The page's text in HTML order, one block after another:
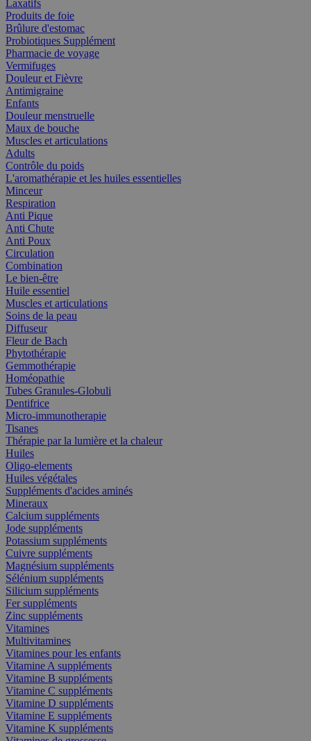
Laxatifs
Produits de foie
Brûlure d'estomac
Probiotiques Supplément
Pharmacie de voyage
Vermifuges
Douleur et Fièvre
Antimigraine
Enfants
Douleur menstruelle
Maux de bouche
Muscles et articulations
Adults
Contrôle du poids
L'aromathérapie et les huiles essentielles
Minceur
Respiration
Anti Pique
Anti Chute
Anti Poux
Circulation
Combination
Le bien-être
Huile essentiel
Muscles et articulations
Soins de la peau
Diffuseur
Fleur de Bach
Phytothérapie
Gemmothérapie
Homéopathie
Tubes Granules-Globuli
Dentifrice
Micro-immunotherapie
Tisanes
Thérapie par la lumière et la chaleur
Huiles
Oligo-elements
Huiles végétales
Suppléments d'acides aminés
Mineraux
Calcium suppléments
Jode suppléments
Potassium suppléments
Cuivre suppléments
Magnésium suppléments
Sélénium suppléments
Silicium suppléments
Fer suppléments
Zinc suppléments
Vitamines
Multivitamines
Vitamines pour les enfants
Vitamine A suppléments
Vitamine B suppléments
Vitamine C suppléments
Vitamine D suppléments
Vitamine E suppléments
Vitamine K suppléments